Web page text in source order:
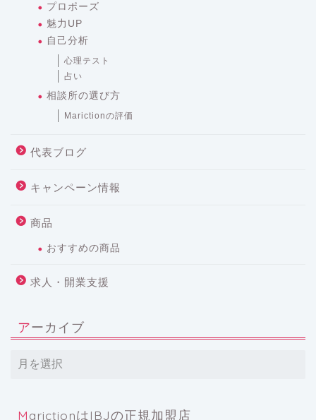
プロポーズ
魅力UP
自己分析
心理テスト
占い
相談所の選び方
Marictionの評価
代表ブログ
キャンペーン情報
商品
おすすめの商品
求人・開業支援
アーカイブ
MarictionはIBJの正規加盟店